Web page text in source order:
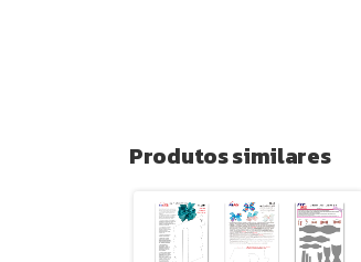
Produtos similares